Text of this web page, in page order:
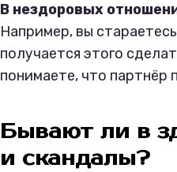
В нездоровых
Например, вы
получается этого
понимаете, что партнёр
Бывают ли в
и скандалы?